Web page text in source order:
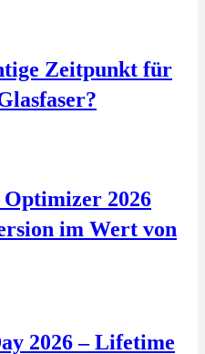
Zeitpunkt für
Optimizer 2026
im Wert von
2026 – Lifetime